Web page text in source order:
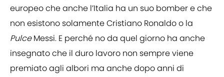
europeo che anche l’Italia ha un suo bomber e che
non esistono solamente Cristiano Ronaldo o la
PulceMessi. E perché no da quel giorno ha anche
insegnato che il duro lavoro non sempre viene
premiato agli albori ma anche dopo anni di